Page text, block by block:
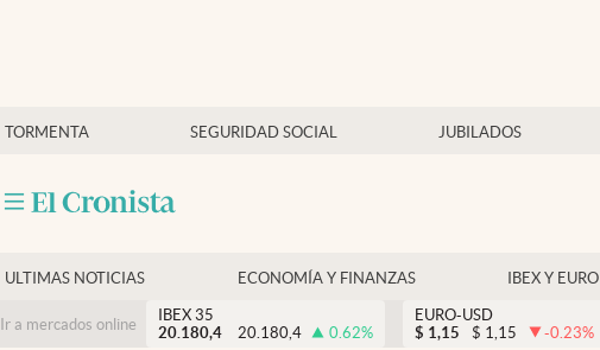
TORMENTA SEGURIDAD SOCIAL JUBILADOS
Economía y finanzas
Criptomonedas
ULTIMAS NOTICIAS ECONOMÍA Y FINANZAS IBEX Y EURO
Ir a mercados online
IBEX 35
20.180,4
20.180,4 0.62%
EURO-USD
$ 1,15 $ 1,15 -0.23%